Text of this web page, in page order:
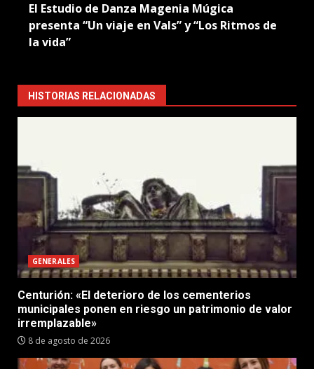
El Estudio de Danza Magenia Múgica
presenta “Un viaje en Vals” y “Los Ritmos de
la vida”
HISTORIAS RELACIONADAS
GENERALES
Centurión: «El deterioro de los cementerios
municipales ponen en riesgo un patrimonio de valor
irremplazable»
8 de agosto de 2026